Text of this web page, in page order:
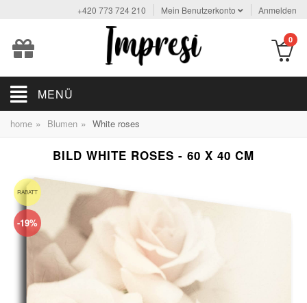
+420 773 724 210 Mein Benutzerkonto Anmelden
0
MENÜ
home » Blumen » White roses
BILD WHITE ROSES - 60 X 40 CM
RABATT
-19%